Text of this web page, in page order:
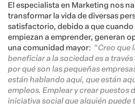
El especialista en Marketing nos
transformar la vida de diversas
satisfactorio, debido a que cuando
empiezan a emprender, generan
una comunidad mayor: “Creo que
beneficiar a la sociedad es a
por qué son las pequeñas
están hablando aquí, que están
empleos. Emplear y crear puestos
iniciativa social que alguién puede